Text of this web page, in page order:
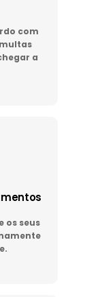
com
a
os seus